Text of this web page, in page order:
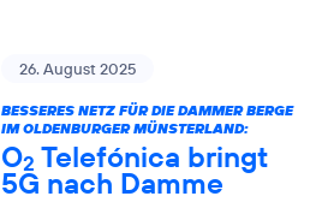
26. August 2025
BESSERES NETZ FÜR DIE DAMMER BERGE
IM OLDENBURGER MÜNSTERLAND:
O2 Telefónica bringt
5G nach Damme